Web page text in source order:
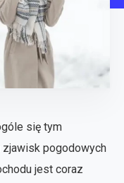
się tym
zjawisk pogodowych
jest coraz